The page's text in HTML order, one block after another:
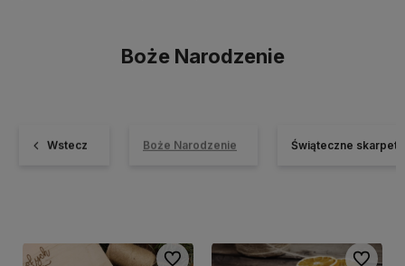
Boże Narodzenie
Wstecz Boże Narodzenie Świąteczne
Do ulubionych Do